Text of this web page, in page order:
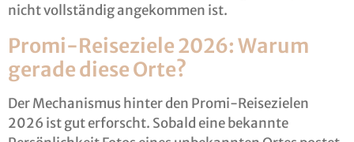
nicht vollständig angekommen ist.
Promi-Reiseziele 2026: Warum
gerade diese Orte?
Der Mechanismus hinter den Promi-Reisezielen
2026 ist gut erforscht. Sobald eine bekannte